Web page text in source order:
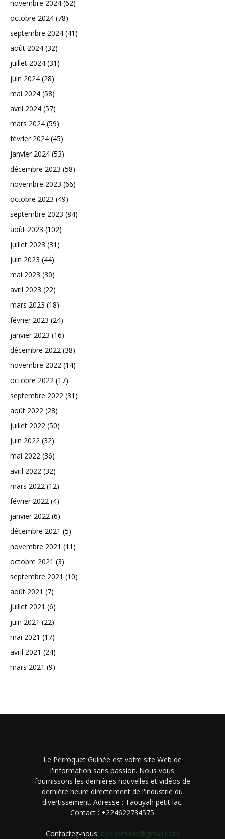
novembre 2024 (62)
octobre 2024 (78)
septembre 2024 (41)
août 2024 (32)
juillet 2024 (31)
juin 2024 (28)
mai 2024 (58)
avril 2024 (57)
mars 2024 (59)
février 2024 (45)
janvier 2024 (53)
décembre 2023 (58)
novembre 2023 (66)
octobre 2023 (49)
septembre 2023 (84)
août 2023 (102)
juillet 2023 (31)
juin 2023 (44)
mai 2023 (30)
avril 2023 (22)
mars 2023 (18)
février 2023 (24)
janvier 2023 (16)
décembre 2022 (38)
novembre 2022 (14)
octobre 2022 (17)
septembre 2022 (31)
août 2022 (28)
juillet 2022 (50)
juin 2022 (32)
mai 2022 (36)
avril 2022 (32)
mars 2022 (12)
février 2022 (4)
janvier 2022 (6)
décembre 2021 (5)
novembre 2021 (11)
octobre 2021 (3)
septembre 2021 (10)
août 2021 (7)
juillet 2021 (6)
juin 2021 (22)
mai 2021 (17)
avril 2021 (24)
mars 2021 (9)
Le Perroquet Guinée est votre site Web de
l'information sans passion. Nous vous
fournissons les dernières nouvelles et vidéos de
dernière heure directement de l'industrie du
divertissement. Adresse : Taouyah petit lac.
Contact : +224622734575
Contactez-nous: byousmane@gmail.com